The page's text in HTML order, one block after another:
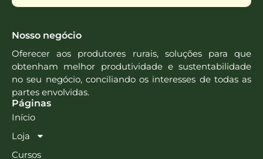
Nosso negócio
Oferecer aos produtores rurais, soluções para que
obtenham melhor produtividade e sustentabilidade
no seu negócio, conciliando os interesses de todas as
partes envolvidas.
Páginas
Início
Loja
Cursos